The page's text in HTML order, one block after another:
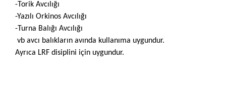
-Torik Avcılığı
-Yazılı Orkinos Avcılığı
-Turna Balığı Avcılığı
vb avcı balıkların avında kullanıma uygundur.
Ayrıca LRF disiplini için uygundur.